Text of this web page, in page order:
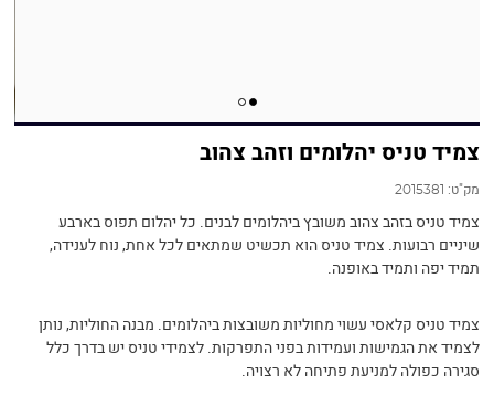
צמיד טניס יהלומים וזהב צהוב
מק"ט: 2015381
צמיד טניס בזהב צהוב משובץ ביהלומים לבנים. כל יהלום תפוס בארבע
שיניים רבועות. צמיד טניס הוא תכשיט שמתאים לכל אחת, נוח לענידה,
תמיד יפה ותמיד באופנה.
צמיד טניס קלאסי עשוי מחוליות משובצות ביהלומים. מבנה החוליות, נותן
לצמיד את הגמישות ועמידות בפני התפרקות. לצמידי טניס יש בדרך כלל
סגירה כפולה למניעת פתיחה לא רצויה.